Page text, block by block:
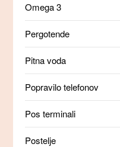
Omega 3
Pergotende
Pitna voda
Popravilo telefonov
Pos terminali
Postelje